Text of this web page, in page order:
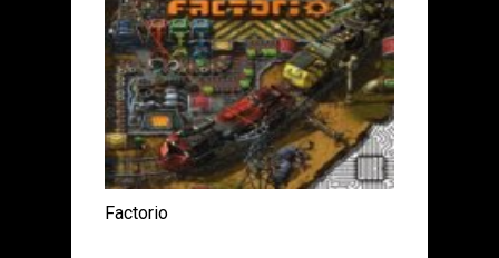
Factorio